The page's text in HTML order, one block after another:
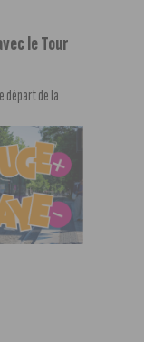
le Tour
départ de la